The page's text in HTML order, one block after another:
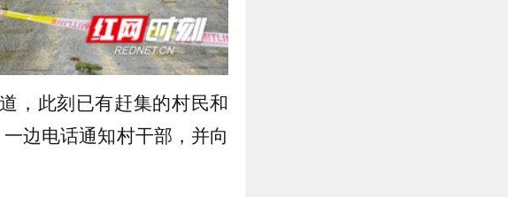
，此刻已有赶集的村民和
边电话通知村干部，并向